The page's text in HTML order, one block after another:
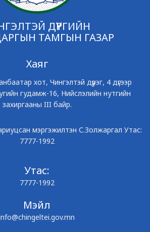
ДҮҮРГИЙН
ТАМГЫН ГАЗАР
Хаяг
хот, Чингэлтэй дүүрэг, 4 дүгээр
гудамж-16, Нийслэлийн нутгийн
захиргааны III байр.
мэргэжилтэн С.Золжаргал Утас:
7777-1992
Утас:
7777-1992
Мэйл